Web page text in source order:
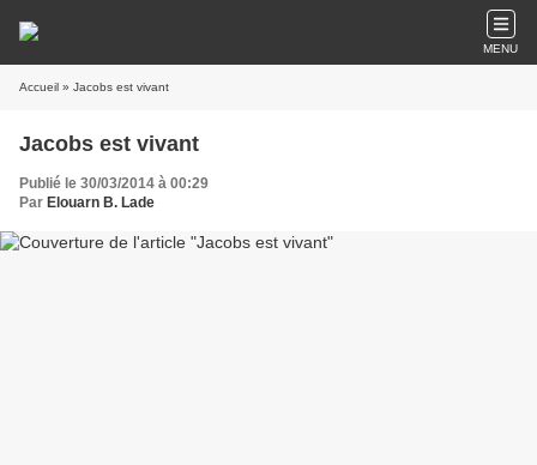
MENU
Accueil » Jacobs est vivant
Jacobs est vivant
Publié le 30/03/2014 à 00:29
Par Elouarn B. Lade